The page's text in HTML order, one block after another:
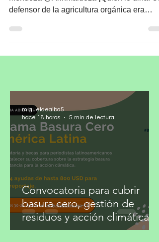
Corona verde
¡Qué hay de nuevo… Viejo! Por Araceli
Mendoza @Arinmaldoza ¡Quién lo diría! Un
defensor de la agricultura orgánica era
migueldealba5
hace 18 horas
5 min de lectura